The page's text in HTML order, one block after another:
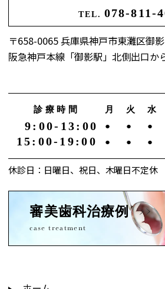
TEL. 078-811-
〒658-0065 兵庫県神戸市東灘区御
阪急神戸本線「御影駅」北側出口か
審美歯科治療例
case treatment
診療時間 月 火 水
9:00-13:00 ● ● ●
15:00-19:00 ● ● ●
休診日：日曜日、祝日、木曜日不定